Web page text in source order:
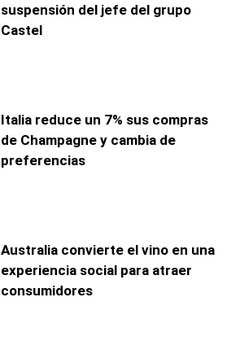
suspensión del jefe del grupo
Castel
Italia reduce un 7% sus compras
de Champagne y cambia de
preferencias
Australia convierte el vino en una
experiencia social para atraer
consumidores